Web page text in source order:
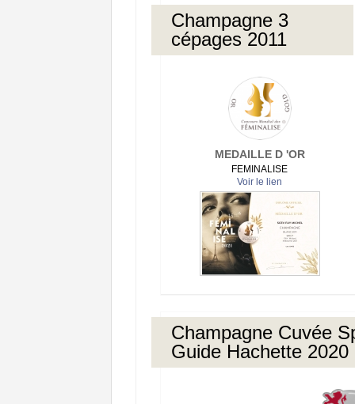
Champagne 3
cépages 2011
MEDAILLE D 'OR
FEMINALISE
Voir le lien
Champagne Cuvée
Guide Hachette 2020